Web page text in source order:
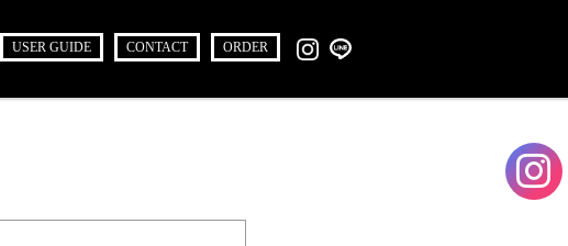
USER GUIDE CONTACT ORDER